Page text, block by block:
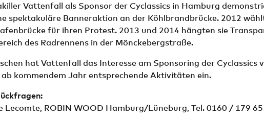
Vattenfall als Sponsor der Cyclassics in Hamburg
spektakuläre Banneraktion an der Köhlbrandbrücke. 2012
für ihren Protest. 2013 und 2014 hängten sie
des Radrennens in der Mönckebergstraße.
hat Vattenfall das Interesse am Sponsoring der Cyclassics
kommendem Jahr entsprechende Aktivitäten ein.
Lecomte, ROBIN WOOD Hamburg/Lüneburg, Tel. 0160 / 179